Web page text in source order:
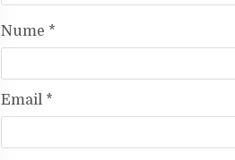
Nume *
Email *